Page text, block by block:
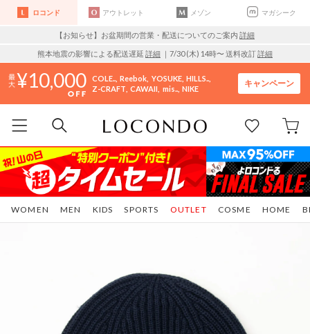
ロコンド アウトレット メゾン マガシーク
【お知らせ】お盆期間の営業・配送についてのご案内 詳細
熊本地震の影響による配送遅延 詳細 ｜7/30 (木) 14時〜 送料改訂詳細
10,000 COLE.. Reebok YOSUKE HILLS..
Z-CRAFT CAWAII mis.. NIKE
キャンペーン
WOMEN MEN KIDS SPORTS COSME HOME
OUTLET